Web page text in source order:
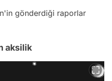
gönderdiği raporlar
aksilik